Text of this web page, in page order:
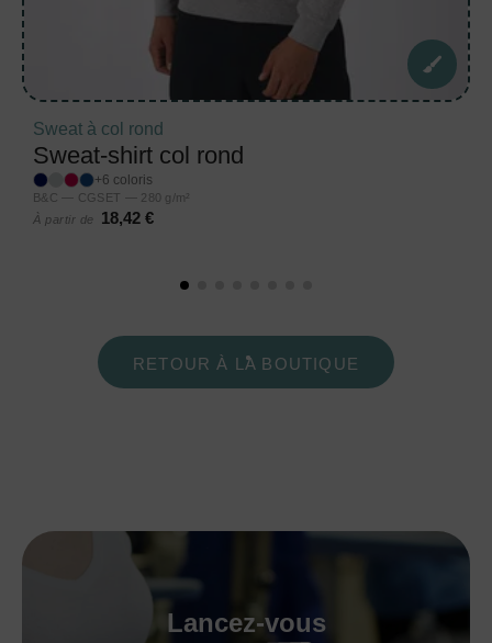
Sweat à col rond
Sweat-shirt col rond
+6 coloris
B&C — CGSET — 280 g/m²
À partir de
18,42 €
RETOUR À LA BOUTIQUE
Lancez-vous